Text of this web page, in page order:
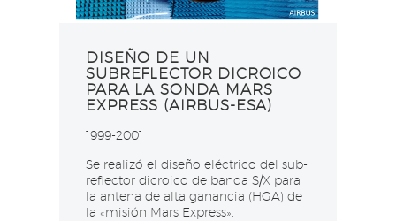
DISEÑO DE UN
SUBREFLECTOR DICROICO
PARA LA SONDA MARS
EXPRESS (AIRBUS-ESA)
1999-2001
Se realizó el diseño eléctrico del sub-
reflector dicroico de banda S/X para
la antena de alta ganancia (HGA) de
la «misión Mars Express».